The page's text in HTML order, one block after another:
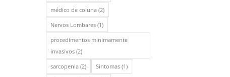
médico de coluna(2)
Nervos Lombares(1)
procedimentos minimamente
invasivos(2)
sarcopenia(2) Sintomas(1)